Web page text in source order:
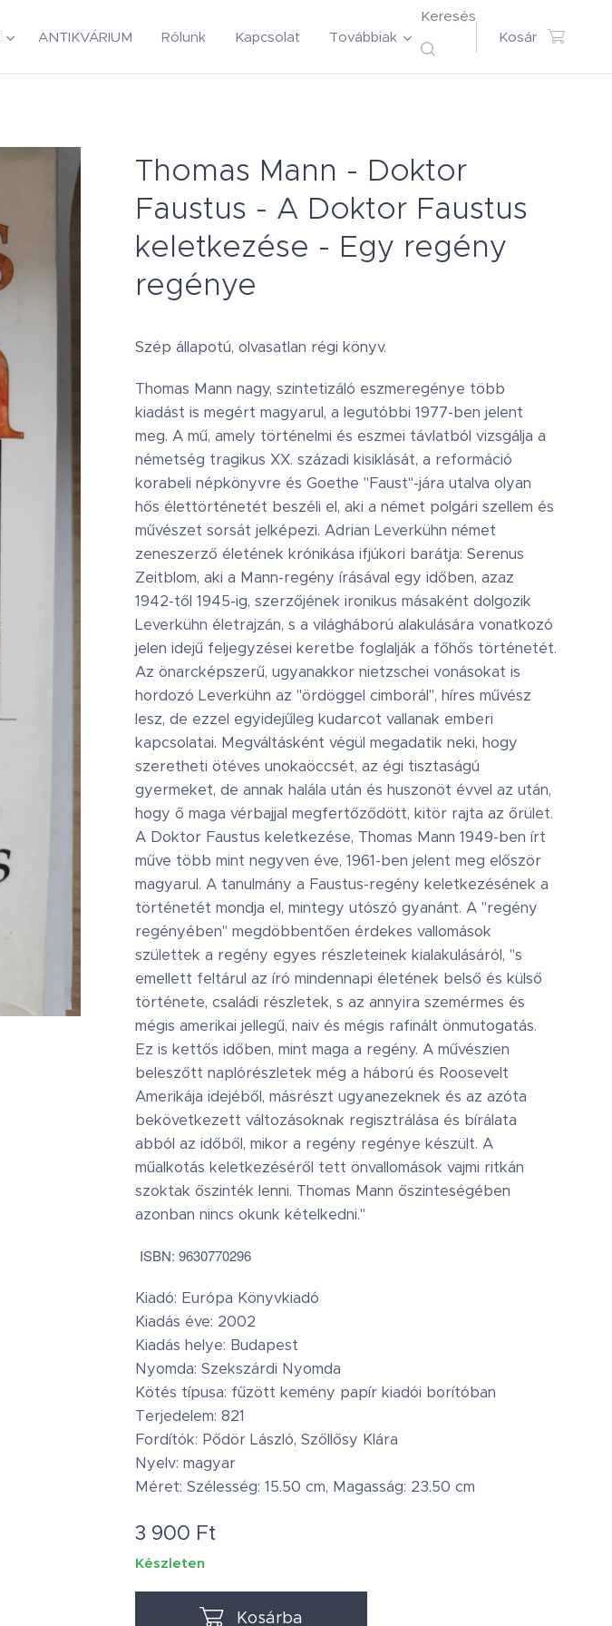
ANTIKVÁRIUM Rólunk Kapcsolat Továbbiak
Keresés
Kosár
Thomas Mann - Doktor
Faustus - A Doktor Faustus
keletkezése - Egy regény
regénye
Szép állapotú, olvasatlan régi könyv.
Thomas ​Mann nagy, szintetizáló eszmeregénye több
kiadást is megért magyarul, a legutóbbi 1977-ben jelent
meg. A mű, amely történelmi és eszmei távlatból vizsgálja a
németség tragikus XX. századi kisiklását, a reformáció
korabeli népkönyvre és Goethe "Faust"-jára utalva olyan
hős élettörténetét beszéli el, aki a német polgári szellem és
művészet sorsát jelképezi. Adrian Leverkühn német
zeneszerző életének krónikása ifjúkori barátja: Serenus
Zeitblom, aki a Mann-regény írásával egy időben, azaz
1942-től 1945-ig, szerzőjének ironikus másaként dolgozik
Leverkühn életrajzán, s a világháború alakulására vonatkozó
jelen idejű feljegyzései keretbe foglalják a főhős történetét.
Az önarcképszerű, ugyanakkor nietzschei vonásokat is
hordozó Leverkühn az "ördöggel cimborál", híres művész
lesz, de ezzel egyidejűleg kudarcot vallanak emberi
kapcsolatai. Megváltásként végül megadatik neki, hogy
szeretheti ötéves unokaöccsét, az égi tisztaságú
gyermeket, de annak halála után és huszonöt évvel az után,
hogy ő maga vérbajjal megfertőződött, kitör rajta az őrület.
A Doktor Faustus keletkezése, Thomas Mann 1949-ben írt
műve több mint negyven éve, 1961-ben jelent meg először
magyarul. A tanulmány a Faustus-regény keletkezésének a
történetét mondja el, mintegy utószó gyanánt. A "regény
regényében" megdöbbentően érdekes vallomások
születtek a regény egyes részleteinek kialakulásáról, "s
emellett feltárul az író mindennapi életének belső és külső
története, családi részletek, s az annyira szemérmes és
mégis amerikai jellegű, naiv és mégis rafinált önmutogatás.
Ez is kettős időben, mint maga a regény. A művészien
beleszőtt naplórészletek még a háború és Roosevelt
Amerikája idejéből, másrészt ugyanezeknek és az azóta
bekövetkezett változásoknak regisztrálása és bírálata
abból az időből, mikor a regény regénye készült. A
műalkotás keletkezéséről tett önvallomások vajmi ritkán
szoktak őszinték lenni. Thomas Mann őszinteségében
azonban nincs okunk kételkedni."
ISBN: 9630770296
Kiadó: Európa Könyvkiadó
Kiadás éve: 2002
Kiadás helye: Budapest
Nyomda: Szekszárdi Nyomda
Kötés típusa: fűzött kemény papír kiadói borítóban
Terjedelem: 821
Fordítók: Pődör László, Szőllősy Klára
Nyelv: magyar
Méret: Szélesség: 15.50 cm, Magasság: 23.50 cm
3 900 Ft
Készleten
Kosárba